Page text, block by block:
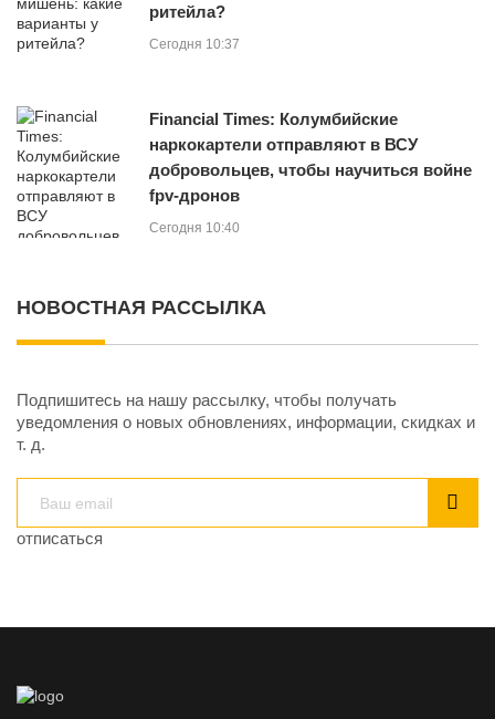
ритейла?
Сегодня 10:37
Financial Times: Колумбийские
наркокартели отправляют в ВСУ
добровольцев, чтобы научиться войне
fpv-дронов
Сегодня 10:40
НОВОСТНАЯ РАССЫЛКА
Подпишитесь на нашу рассылку, чтобы получать
уведомления о новых обновлениях, информации, скидках и
т. д.
отписаться